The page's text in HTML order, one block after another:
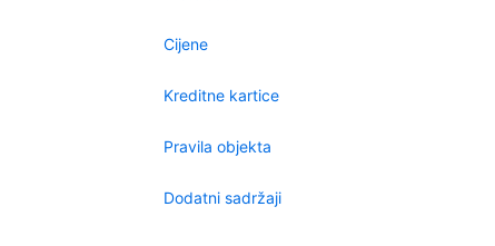
Cijene
Kreditne kartice
Pravila objekta
Dodatni sadržaji